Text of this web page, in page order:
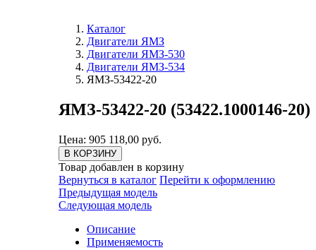
Каталог
Двигатели ЯМЗ
Двигатели ЯМЗ-530
Двигатели ЯМЗ-534
ЯМЗ-53422-20
ЯМЗ-53422-20 (53422.1000146-20)
Цена: 905 118,00 руб.
В КОРЗИНУ
Товар добавлен в корзину
Вернуться в каталог Перейти к оформлению
Предыдущая модель
Следующая модель
Описание
Применяемость